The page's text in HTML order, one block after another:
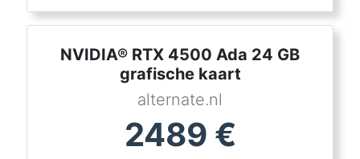
NVIDIA® RTX 4500 Ada 24 GB
grafische kaart
alternate.nl
2489 €